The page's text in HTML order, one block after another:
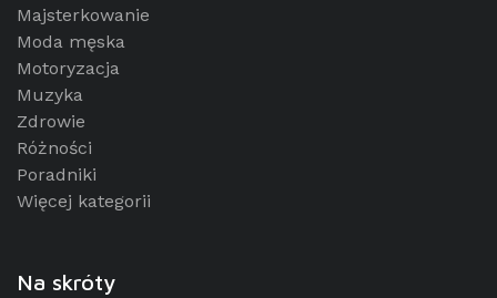
Majsterkowanie
Moda męska
Motoryzacja
Muzyka
Zdrowie
Różności
Poradniki
Więcej kategorii
Na skróty